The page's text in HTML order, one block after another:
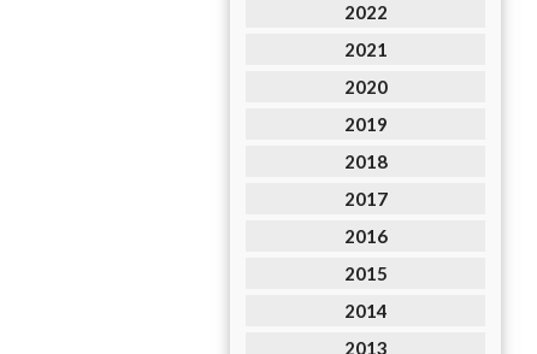
2022
2021
2020
2019
2018
2017
2016
2015
2014
2013